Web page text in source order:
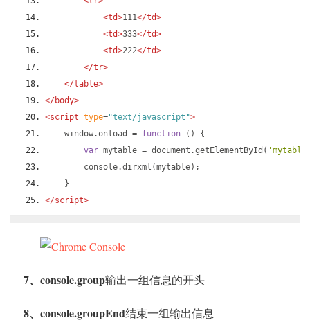
<td>111</td>
<td>333</td>
<td>222</td>
</tr>
</table>
</body>
<script type="text/javascript">
    window
.onload = function ()
{
var mytable = document .getElementById (
        console
.dirxml (mytable);
}
</script>
7、console.group输出一组信息的开头
8、console.groupEnd结束一组输出信息